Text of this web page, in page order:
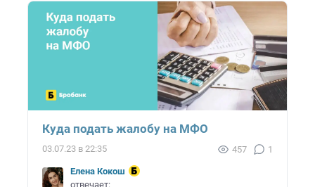
Куда подать жалобу на МФО
03.07.23 в 22:35 457 1
Елена Кокош
отвечает: